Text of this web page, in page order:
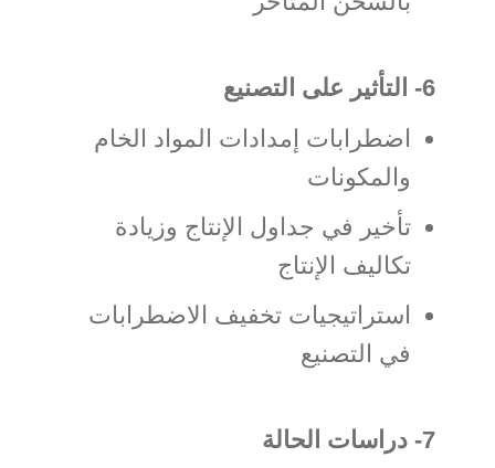
6- التأثير على التصنيع
اضطرابات إمدادات المواد الخام
والمكونات
تأخير في جداول الإنتاج وزيادة
تكاليف الإنتاج
استراتيجيات تخفيف الاضطرابات
في التصنيع
7- دراسات الحالة